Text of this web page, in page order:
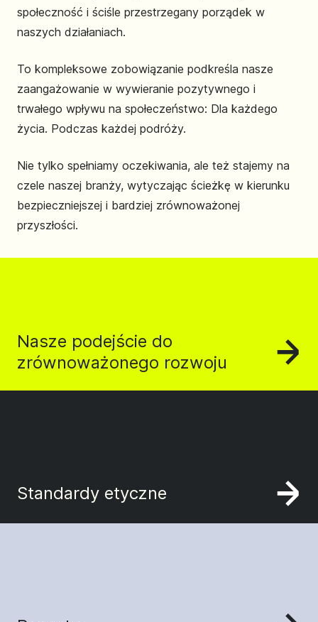
społeczność i ściśle przestrzegany porządek w
naszych działaniach.
To kompleksowe zobowiązanie podkreśla nasze
zaangażowanie w wywieranie pozytywnego i
trwałego wpływu na społeczeństwo: Dla każdego
życia. Podczas każdej podróży.
Nie tylko spełniamy oczekiwania, ale też stajemy na
czele naszej branży, wytyczając ścieżkę w kierunku
bezpieczniejszej i bardziej zrównoważonej
przyszłości.
Nasze podejście do
zrównoważonego rozwoju
Standardy etyczne